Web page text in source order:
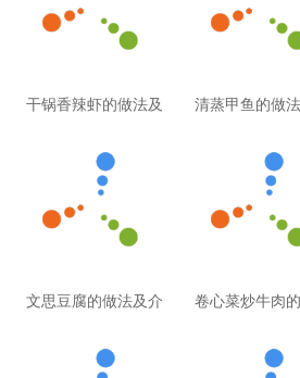
干锅香辣虾的做法及 清蒸甲鱼的做
文思豆腐的做法及介 卷心菜炒牛肉